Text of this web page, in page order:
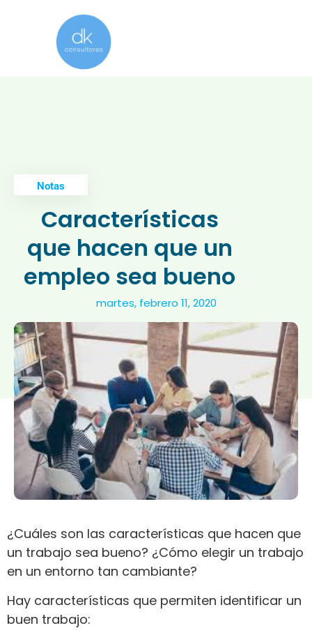
Notas
Características
que hacen que un
empleo sea bueno
martes, febrero 11, 2020
¿Cuáles son las características que hacen que
un trabajo sea bueno? ¿Cómo elegir un trabajo
en un entorno tan cambiante?
Hay características que permiten identificar un
buen trabajo: